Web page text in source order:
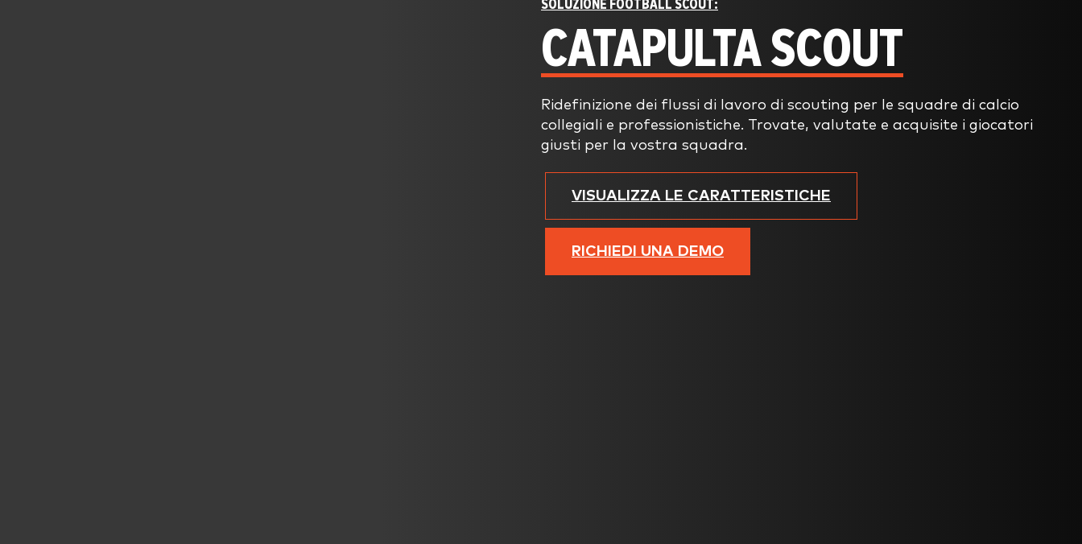
SOLUZIONE FOOTBALL SCOUT:
CATAPULTA SCOUT
Ridefinizione dei flussi di lavoro di scouting per le squadre di calcio
collegiali e professionistiche. Trovate, valutate e acquisite i giocatori
giusti per la vostra squadra.
VISUALIZZA LE CARATTERISTICHE
RICHIEDI UNA DEMO